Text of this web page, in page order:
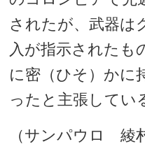
されたが、武器は
入が指示されたも
に密（ひそ）かに
ったと主張してい
（サンパウロ 綾